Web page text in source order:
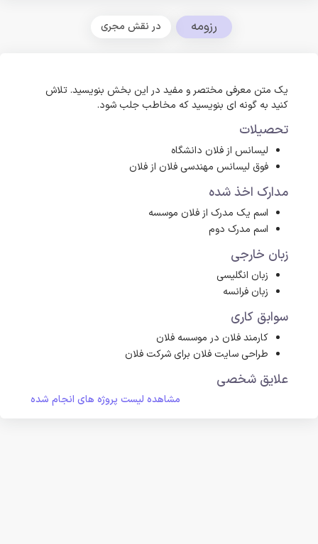
رزومه در نقش مجری
یک متن معرفی مختصر و مفید در این بخش بنویسید. تلاش
کنید به گونه ای بنویسید که مخاطب جلب شود.
تحصیلات
لیسانس از فلان دانشگاه
فوق لیسانس مهندسی فلان از فلان
مدارک اخذ شده
اسم یک مدرک از فلان موسسه
اسم مدرک دوم
زبان خارجی
زبان انگلیسی
زبان فرانسه
سوابق کاری
کارمند فلان در موسسه فلان
طراحی سایت فلان برای شرکت فلان
علایق شخصی
مشاهده لیست پروژه های انجام شده